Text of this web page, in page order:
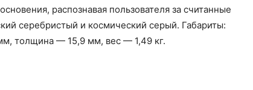
распознавая пользователя за считанные
серебристый и космический серый. Габариты:
толщина — 15,9 мм, вес — 1,49 кг.